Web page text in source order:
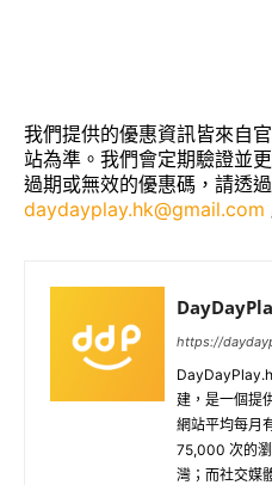
我們提供的優惠資訊皆來自
站為準。我們會定期驗證並
過期或無效的優惠碼，請透
daydayplay.hk@gmail.com
https://
建，是一個提
網站平均每月
75,000 次的
灣；而社交媒